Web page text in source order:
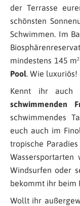
der Terrasse
schönsten
Schwimmen. Im
mindestens 145
Pool. Wie luxuriös!
Kennt ihr auch
schwimmenden
schwimmendes
euch auch im
tropische
Wassersportarten
Windsurfen oder
bekommt ihr beim
Wollt ihr